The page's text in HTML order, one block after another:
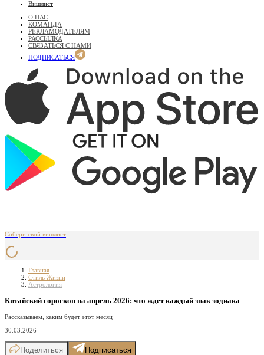
Вишлист
О НАС
КОМАНДА
РЕКЛАМОДАТЕЛЯМ
РАССЫЛКА
СВЯЗАТЬСЯ С НАМИ
ПОДПИСАТЬСЯ
Собери свой вишлист
Главная
Стиль Жизни
Астрология
Китайский гороскоп на апрель 2026: что ждет каждый знак зодиака
Рассказываем, каким будет этот месяц
30.03.2026
Поделиться Подписаться